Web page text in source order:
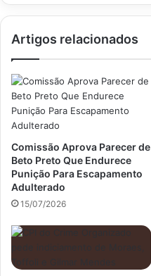
partidas
Artigos relacionados
Comissão Aprova Parecer de
Beto Preto Que Endurece
Punição Para Escapamento
Adulterado
15/07/2026